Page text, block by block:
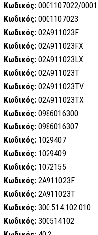
Κωδικός: 0001107022/
Κωδικός: 0001107023
Κωδικός: 02A911023F
Κωδικός: 02A911023FX
Κωδικός: 02A911023LX
Κωδικός: 02A911023T
Κωδικός: 02A911023TV
Κωδικός: 02A911023TX
Κωδικός: 0986016300
Κωδικός: 0986016307
Κωδικός: 1029407
Κωδικός: 1029409
Κωδικός: 1072155
Κωδικός: 2A911023F
Κωδικός: 2A911023T
Κωδικός: 300.514.102.010
Κωδικός: 300514102